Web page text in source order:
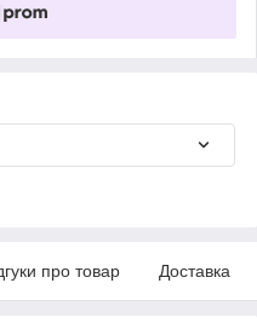
про товар Доставка